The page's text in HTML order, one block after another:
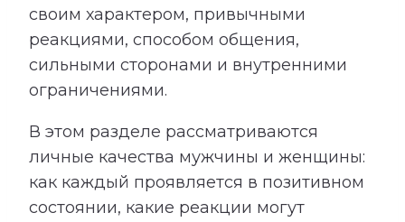
своим характером, привычными
реакциями, способом общения,
сильными сторонами и внутренними
ограничениями.
В этом разделе рассматриваются
личные качества мужчины и женщины:
как каждый проявляется в позитивном
состоянии, какие реакции могут